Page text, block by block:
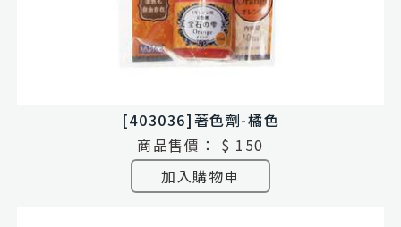
[403036]著色劑-橘色
商品售價：
$ 150
加入購物車